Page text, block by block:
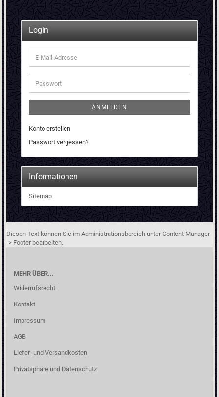
Login
E-
Mail-
Adresse
Passwort
ANMELDEN
Konto erstellen
Passwort vergessen?
Informationen
Sitemap
Diesen Text können Sie im Administrationsbereich unter Content Manager
-> Footer bearbeiten.
MEHR ÜBER...
Widerrufsrecht
Kontakt
Impressum
AGB
Liefer- und Versandkosten
Privatsphäre und Datenschutz